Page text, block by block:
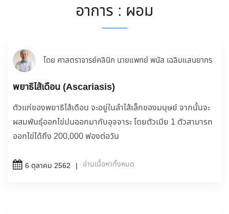
อาการ : ผอม
โดย ศาสตราจารย์คลินิก นายแพทย์ พนัส เฉลิมแสนยากร
พยาธิไส้เดือน (Ascariasis)
ตัวแก่ของพยาธิไส้เดือน จะอยู่ในลำไส้เล็กของมนุษย์ จากนั้นจะ
ผสมพันธุ์ออกไข่ปนออกมากับอุจจาระ โดยตัวเมีย 1 ตัวสามารถ
ออกไข่ได้ถึง 200,000 ฟองต่อวัน
6 ตุลาคม 2562 อ่านเนื้อหาทั้งหมด